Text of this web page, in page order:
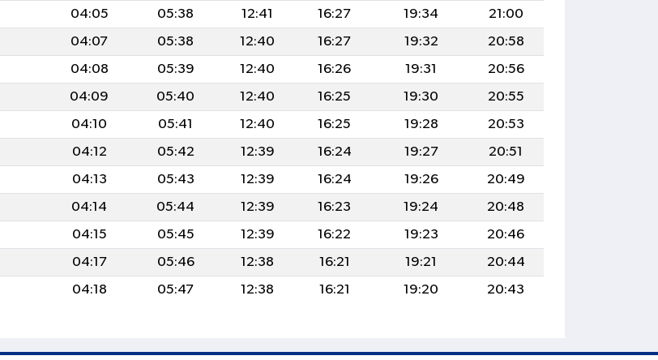
04:05 05:38 12:41 16:27 19:34
21:00
04:07 05:38 12:40 16:27 19:32
20:58
04:08 05:39 12:40 16:26 19:31
20:56
04:09 05:40 12:40 16:25 19:30
20:55
04:10 05:41 12:40 16:25 19:28
20:53
04:12 05:42 12:39 16:24 19:27
20:51
04:13 05:43 12:39 16:24 19:26
20:49
04:14 05:44 12:39 16:23 19:24
20:48
04:15 05:45 12:39 16:22 19:23
20:46
04:17 05:46 12:38 16:21 19:21
20:44
04:18 05:47 12:38 16:21 19:20 20:43